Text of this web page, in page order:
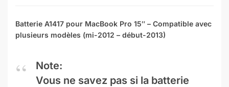
Batterie A1417 pour MacBook Pro 15″ – Compatible avec
plusieurs modèles (mi-2012 – début-2013)
Note:
Vous ne savez pas si la batterie